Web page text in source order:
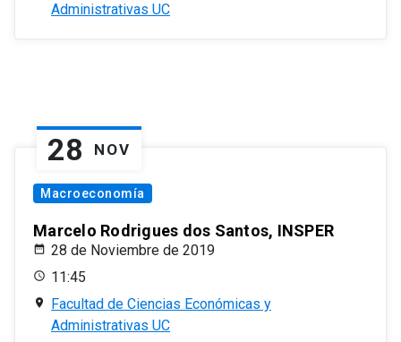
Administrativas UC
28 NOV
Macroeconomía
Marcelo Rodrigues dos Santos, INSPER
28 de Noviembre de 2019
11:45
Facultad de Ciencias Económicas y
Administrativas UC